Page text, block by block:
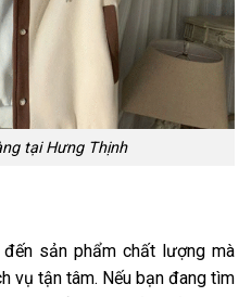
tại Hưng Thịnh
sản phẩm chất lượng mà
vụ tận tâm. Nếu bạn đang tìm